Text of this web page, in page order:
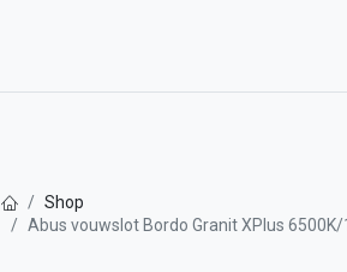
Shop
Abus vouwslot Bordo Granit XPlus 6500K/